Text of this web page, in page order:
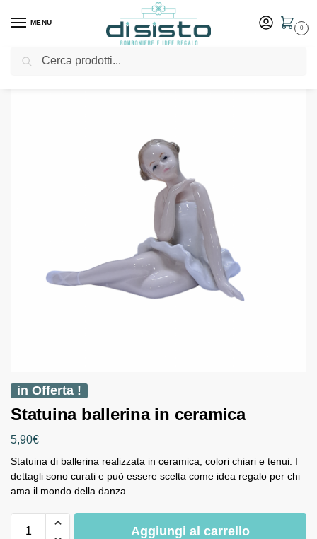
MENU
0
Home Shop Outlet / Statuina ballerina in ceramica
in Offerta !
Statuina ballerina in ceramica
5,90€
Statuina di ballerina realizzata in ceramica, colori chiari e tenui. I
dettagli sono curati e può essere scelta come idea regalo per chi
ama il mondo della danza.
Aggiungi al carrello